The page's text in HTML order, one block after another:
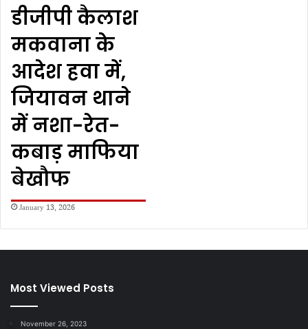
डीजीपी कैलाश
मकवाना के
आदेश हवा में,
जियावन थाने
में नशा-रेत-
कबाड़ माफिया
बेखौफ
January 13, 2026
Most Viewed Posts
November 26, 2023